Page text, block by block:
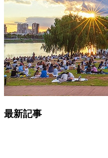
最新記事